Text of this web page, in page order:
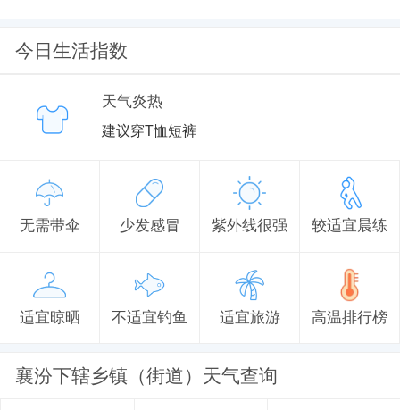
今日生活指数
天气炎热
建议穿T恤短裤
无需带伞 少发感冒 紫外线很强 较适宜晨练
适宜晾晒 不适宜钓鱼 适宜旅游 高温排行榜
襄汾下辖乡镇（街道）天气查询